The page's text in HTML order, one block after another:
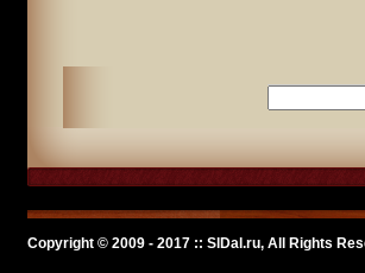
Copyright © 2009 - 2017 :: SlDal.ru, All Rights